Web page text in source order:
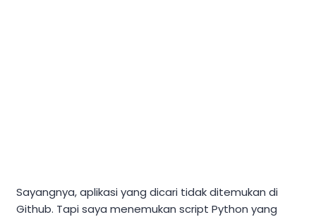
Sayangnya, aplikasi yang dicari tidak ditemukan di
Github. Tapi saya menemukan script Python yang